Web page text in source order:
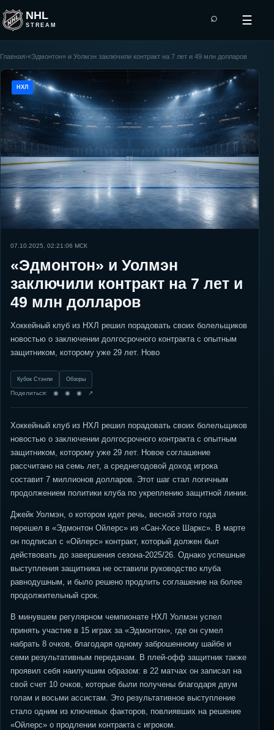
NHL
STREAM
⌕ ☰
Главная›«Эдмонтон» и Уолмэн заключили контракт на 7 лет и 49 млн долларов
НХЛ
07.10.2025, 02:21:06 МСК
«Эдмонтон» и Уолмэн
заключили контракт на 7 лет и
49 млн долларов
Хоккейный клуб из НХЛ решил порадовать своих болельщиков
новостью о заключении долгосрочного контракта с опытным
защитником, которому уже 29 лет. Ново
Кубок Стэнли Обзоры
Поделиться: ◉ ◉ ◉ ↗
Хоккейный клуб из НХЛ решил порадовать своих болельщиков
новостью о заключении долгосрочного контракта с опытным
защитником, которому уже 29 лет. Новое соглашение
рассчитано на семь лет, а среднегодовой доход игрока
составит 7 миллионов долларов. Этот шаг стал логичным
продолжением политики клуба по укреплению защитной линии.
Джейк Уолмэн, о котором идет речь, весной этого года
перешел в «Эдмонтон Ойлерс» из «Сан-Хосе Шаркс». В марте
он подписал с «Ойлерс» контракт, который должен был
действовать до завершения сезона-2025/26. Однако успешные
выступления защитника не оставили руководство клуба
равнодушным, и было решено продлить соглашение на более
продолжительный срок.
В минувшем регулярном чемпионате НХЛ Уолмэн успел
принять участие в 15 играх за «Эдмонтон», где он сумел
набрать 8 очков, благодаря одному заброшенному шайбе и
семи результативным передачам. В плей-офф защитник также
проявил себя наилучшим образом: в 22 матчах он записал на
свой счет 10 очков, которые были получены благодаря двум
голам и восьми ассистам. Это результативное выступление
стало одним из ключевых факторов, повлиявших на решение
«Ойлерс» о продлении контракта с игроком.